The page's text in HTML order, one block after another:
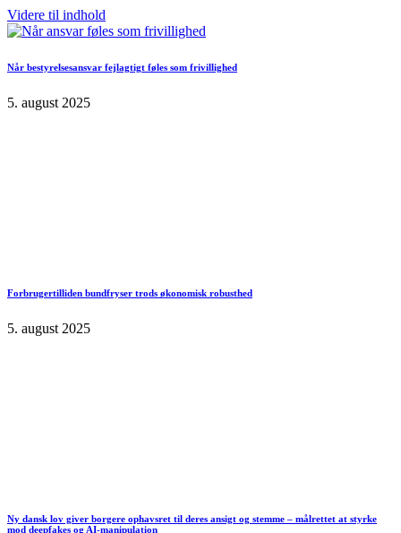
Videre til indhold
Når bestyrelsesansvar fejlagtigt føles som frivillighed
5. august 2025
Forbrugertilliden bundfryser trods økonomisk robusthed
5. august 2025
Ny dansk lov giver borgere ophavsret til deres ansigt og stemme – målrettet at styrke
mod deepfakes og AI-manipulation